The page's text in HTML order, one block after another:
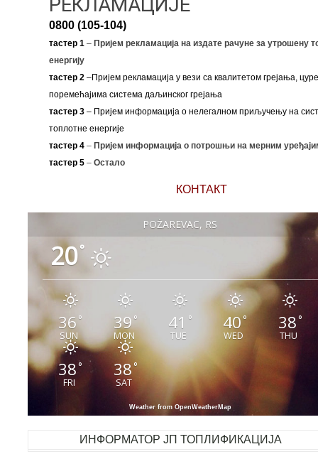
РЕКЛАМАЦИЈЕ
0800 (105-104)
тастер 1–Пријем рекламација на издате рачуне за утрошену
енергију
тастер 2–Пријем рекламација у вези са квалитетом грејања,
поремећајима система даљинског грејања
тастер 3– Пријем информација о нелегалном приључењу на
топлотне енергије
тастер 4 – Пријем информација о потрошњи на мерним
тастер 5 – Остало
КОНТАКТ
POŽAREVAC, RS
20°
36°
SUN
39°
MON
41 °
TUE
40°
WED
38°
THU
38°
FRI
38°
SAT
Weather from OpenWeatherMap
ИНФОРМАТОР ЈП ТОПЛИФИКАЦИЈА